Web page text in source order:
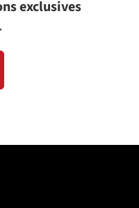
exclusives